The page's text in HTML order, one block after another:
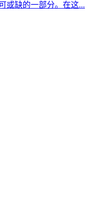
或缺的一部分。在这...